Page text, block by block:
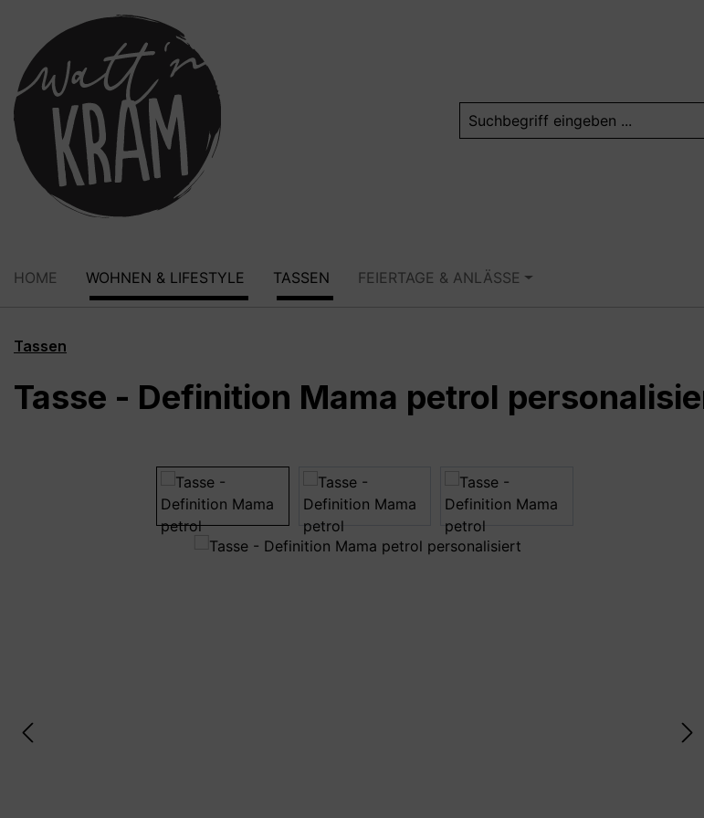
Zur Hauptnavigation springen
HOME WOHNEN & LIFESTYLE TASSEN FEIERTAGE & ANLÄSSE
Tassen
Tasse - Definition Mama petrol
Bildergalerie überspringen